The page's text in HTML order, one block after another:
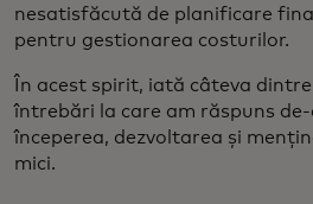
nesatisfăcută de planificare
pentru gestionarea costurilor.
În acest spirit, iată câteva
întrebări la care am răspuns
începerea, dezvoltarea și
mici.